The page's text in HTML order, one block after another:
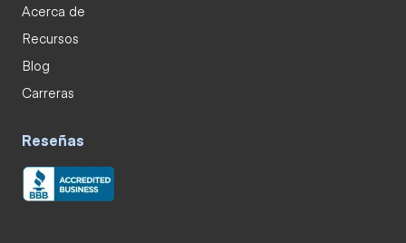
Acerca de
Recursos
Blog
Carreras
Reseñas